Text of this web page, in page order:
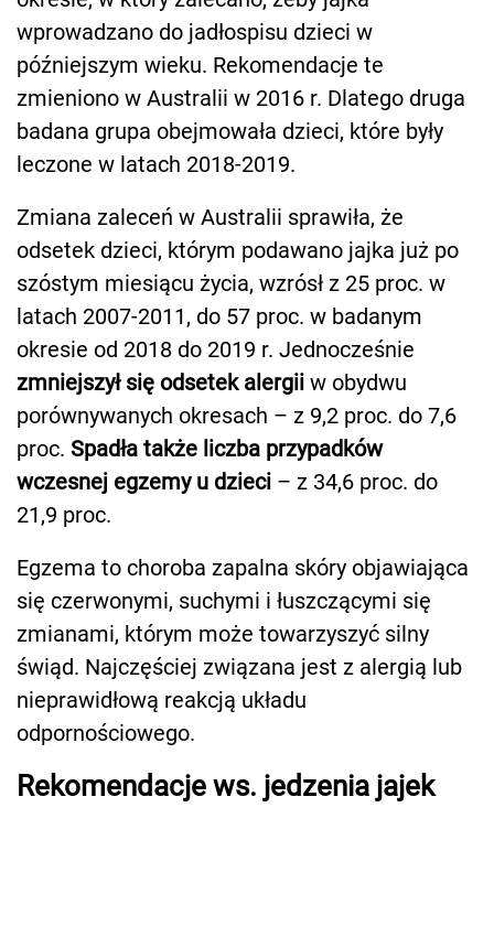
wprowadzano do jadłospisu dzieci w
późniejszym wieku. Rekomendacje te
zmieniono w Australii w 2016 r. Dlatego druga
badana grupa obejmowała dzieci, które były
leczone w latach 2018-2019.
Zmiana zaleceń w Australii sprawiła, że
odsetek dzieci, którym podawano jajka już po
szóstym miesiącu życia, wzrósł z 25 proc. w
latach 2007-2011, do 57 proc. w badanym
okresie od 2018 do 2019 r. Jednocześnie
zmniejszył się odsetek alergii w obydwu
porównywanych okresach – z 9,2 proc. do 7,6
proc. Spadła także liczba przypadków
wczesnej egzemy u dzieci – z 34,6 proc. do
21,9 proc.
Egzema to choroba zapalna skóry objawiająca
się czerwonymi, suchymi i łuszczącymi się
zmianami, którym może towarzyszyć silny
świąd. Najczęściej związana jest z alergią lub
nieprawidłową reakcją układu
odpornościowego.
Rekomendacje ws. jedzenia jajek